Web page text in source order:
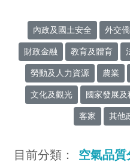
內政及國土安全 外交
財政金融 教育及體育
勞動及人力資源 農業
文化及觀光 國家發展及
客家 其他
目前分類： 空氣品質